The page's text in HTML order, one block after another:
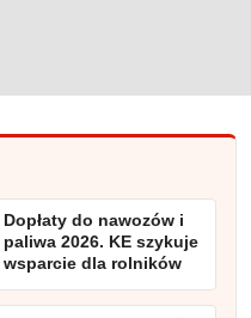
Dopłaty do nawozów i
paliwa 2026. KE szykuje
wsparcie dla rolników